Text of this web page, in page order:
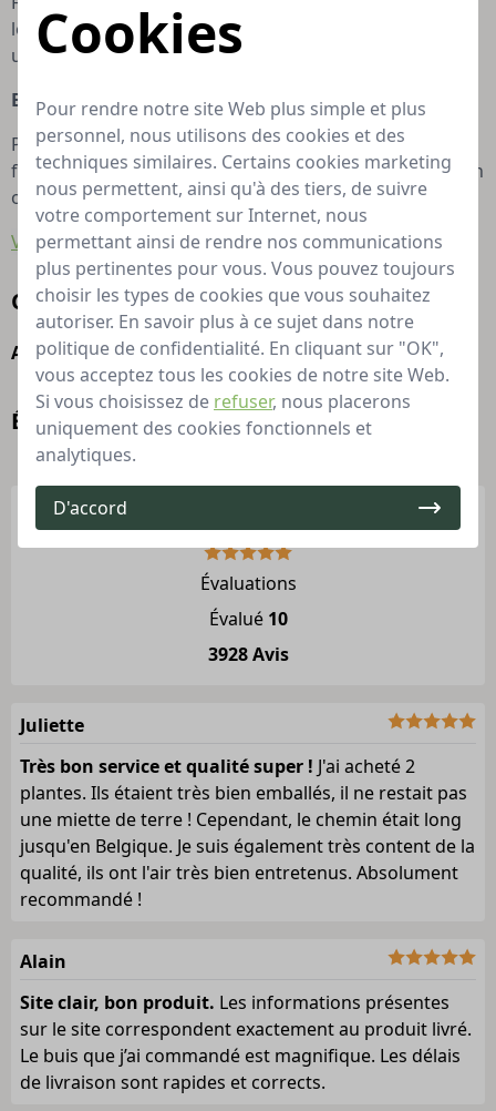
Cookies
Pour rendre notre site Web plus simple et plus
personnel, nous utilisons des cookies et des
techniques similaires. Certains cookies marketing
nous permettent, ainsi qu'à des tiers, de suivre
votre comportement sur Internet, nous
permettant ainsi de rendre nos communications
plus pertinentes pour vous. Vous pouvez toujours
choisir les types de cookies que vous souhaitez
autoriser. En savoir plus à ce sujet dans notre
politique de confidentialité. En cliquant sur "OK",
vous acceptez tous les cookies de notre site Web.
Si vous choisissez de refuser, nous placerons
uniquement des cookies fonctionnels et
analytiques.
D'accord
longue conservation du produit à l’abri de l’humidité et
un plus grand confort d’utilisation.
BOÎTE AVEC POIGNÉE
Pratique, cette boîte est munie d’une poignée pour
faciliter le transport. Elle procure un confort d’utilisation
optimal.
Voir plus
Caractéristiques
Approprié pour À l’extérieur
Évaluations
Évaluations
Évalué 10
3928 Avis
Juliette
Très bon service et qualité super ! J'ai acheté 2
plantes. Ils étaient très bien emballés, il ne restait pas
une miette de terre ! Cependant, le chemin était long
jusqu'en Belgique. Je suis également très content de la
qualité, ils ont l'air très bien entretenus. Absolument
recommandé !
Alain
Site clair, bon produit. Les informations présentes
sur le site correspondent exactement au produit livré.
Le buis que j’ai commandé est magnifique. Les délais
de livraison sont rapides et corrects.